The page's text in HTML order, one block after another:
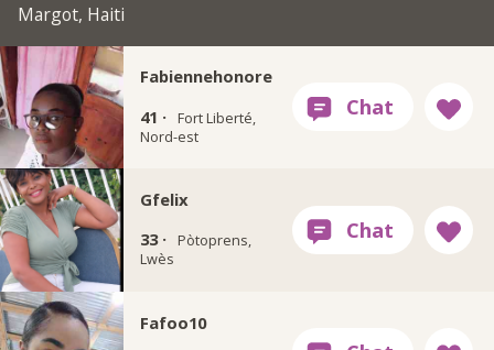
Margot, Haiti
Fabiennehonore
41 ·
Fort Liberté,
Nord-est
Gfelix
33 ·
Pòtoprens,
Lwès
Fafoo10